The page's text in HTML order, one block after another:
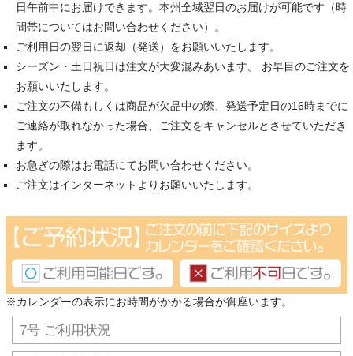
日午前中にお届けできます。本州全域翌日のお届けが可能です（時
間帯についてはお問い合わせください）。
ご利用日の翌日に返却（発送）をお願いいたします。
シーズン・土日祝日は注文が大変混みあいます。 お早目のご注文を
お願いいたします。
ご注文の不備もしくは商品が欠品中の際、発送予定日の16時までに
ご連絡が取れなかった場合、ご注文をキャンセルとさせていただき
ます。
お急ぎの際はお電話にてお問い合わせください。
ご注文はインターネットよりお願いいたします。
※カレンダーの表示にお時間がかかる場合が御座います。
7号 ご利用状況